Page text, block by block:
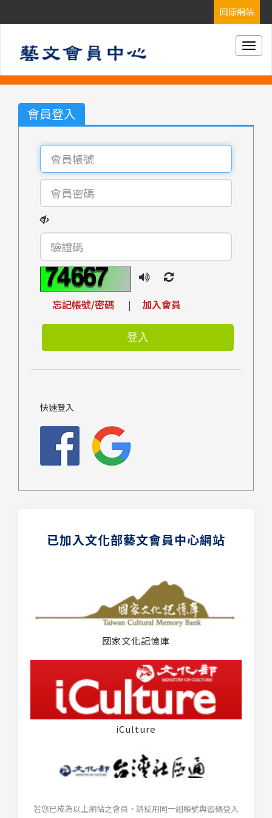
會員登入
忘記帳號/密碼 | 加入會員
快速登入
已加入文化部藝文會員中心網站
國家文化記憶庫
iCulture
若您已成為以上網站之會員，請使用同一組帳號與密碼登入